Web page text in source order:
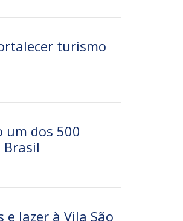
turismo
um dos 500
lazer à Vila São